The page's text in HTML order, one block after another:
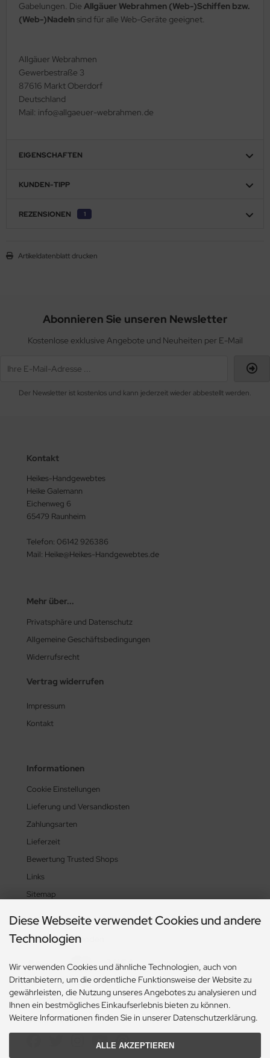
Gabelungen. Die Allgäuer Webrahmen (Web-)Schiffen bzw.
(Web-)Nadelnsind für alle Web-Geräte geeignet.
Allgäuer Webrahmen
Gewerbestraße 3
87616 Markt Oberdorf
Deutschland
Mail: info@allgaeuer-webrahmen.de
EIGENSCHAFTEN
KUNDEN-TIPP
REZENSIONEN 1
Artikeldatenblatt drucken
Abonnieren Sie unseren Newsletter
Kostenlose exklusive Angebote und Neuheiten per E-Mail
Der Newsletter ist kostenlos und kann jederzeit wieder abbestellt werden.
Kontakt
Heikes-Handgewebtes
Heike Galemann
Eichenweg 6
65479 Raunheim
Telefon: 06142 926386
Mail: Heike@Heikes-Handgewebtes.de
Mehr über...
Privatsphäre und Datenschutz
Allgemeine Geschäftsbedingungen
Widerrufsrecht
Vertrag widerrufen
Impressum
Kontakt
Informationen
Cookie Einstellungen
Lieferung und Versandkosten
Zahlungsarten
Lieferzeit
Bewertung Trusted Shops
Links
Sitemap
Zahlungsmethoden
Social Media
Diese Webseite verwendet Cookies und andere
Technologien
Wir verwenden Cookies und ähnliche Technologien, auch von
Drittanbietern, um die ordentliche Funktionsweise der Website zu
gewährleisten, die Nutzung unseres Angebotes zu analysieren und
Ihnen ein bestmögliches Einkaufserlebnis bieten zu können.
Weitere Informationen finden Sie in unserer Datenschutzerklärung.
ALLE AKZEPTIEREN